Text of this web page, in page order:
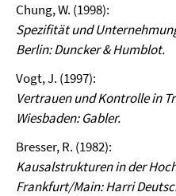
Chung, W. (1998):
Spezifität und
Berlin: Duncker & Humblot.
Vogt, J. (1997):
Vertrauen und Kontrolle in
Wiesbaden: Gabler.
Bresser, R. (1982):
Kausalstrukturen in der
Frankfurt/Main: Harri